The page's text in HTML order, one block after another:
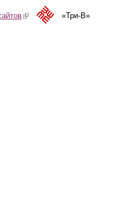
(link is external)«Три-В»